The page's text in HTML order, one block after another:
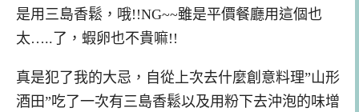
是用三島香鬆，哦!!NG~~雖是平價餐廳用這個也
太…..了，蝦卵也不貴嘛!!
真是犯了我的大忌，自從上次去什麼創意料理”山形
酒田”吃了一次有三島香鬆以及用粉下去沖泡的味增